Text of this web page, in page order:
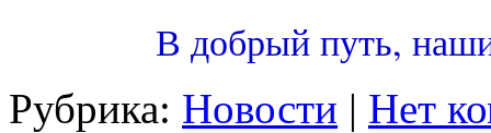
В добрый путь,
Рубрика: Новости | Нет